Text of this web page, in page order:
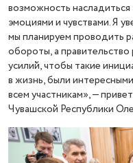
возможность
эмоциями и чувствами. Я
мы планируем проводить
обороты, а
усилий, чтобы такие
в жизнь, были
всем участникам», —
Чувашской Республики